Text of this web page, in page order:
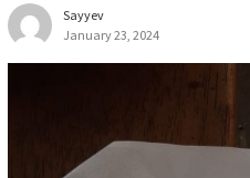
Sayyev
January 23, 2024